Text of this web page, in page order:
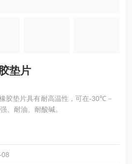
垫片
胶垫片具有耐高温性，可在-30℃－
、耐油、耐酸碱。